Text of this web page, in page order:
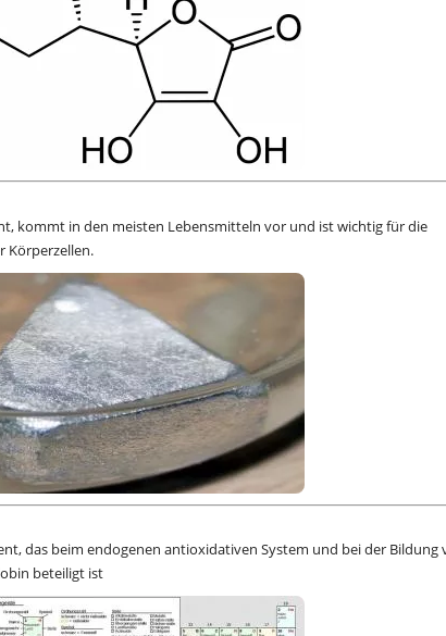
kommt in den meisten Lebensmitteln vor und ist wichtig für die
Körperzellen.
das beim endogenen antioxidativen System und bei der Bildung
beteiligt ist